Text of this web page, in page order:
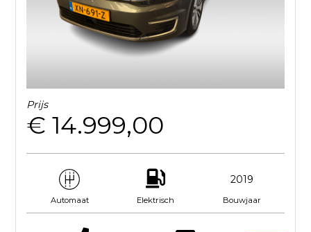
Prijs
€ 14.999,00
Automaat Elektrisch
2019
Bouwjaar